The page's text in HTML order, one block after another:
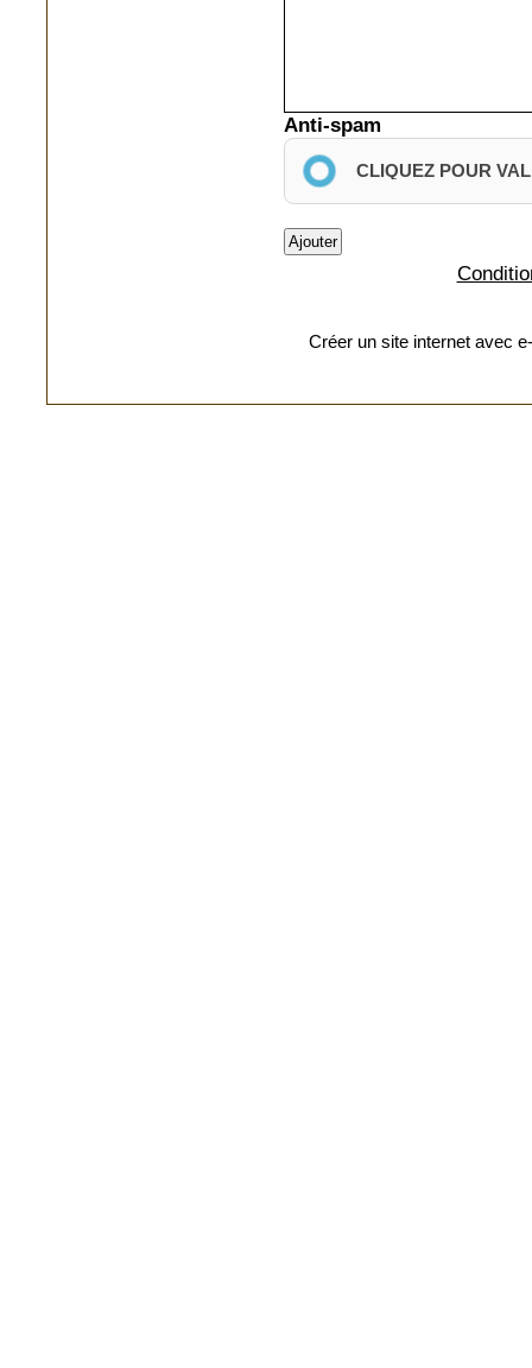
Anti-spam
CLIQUEZ POUR
Créer un site internet avec